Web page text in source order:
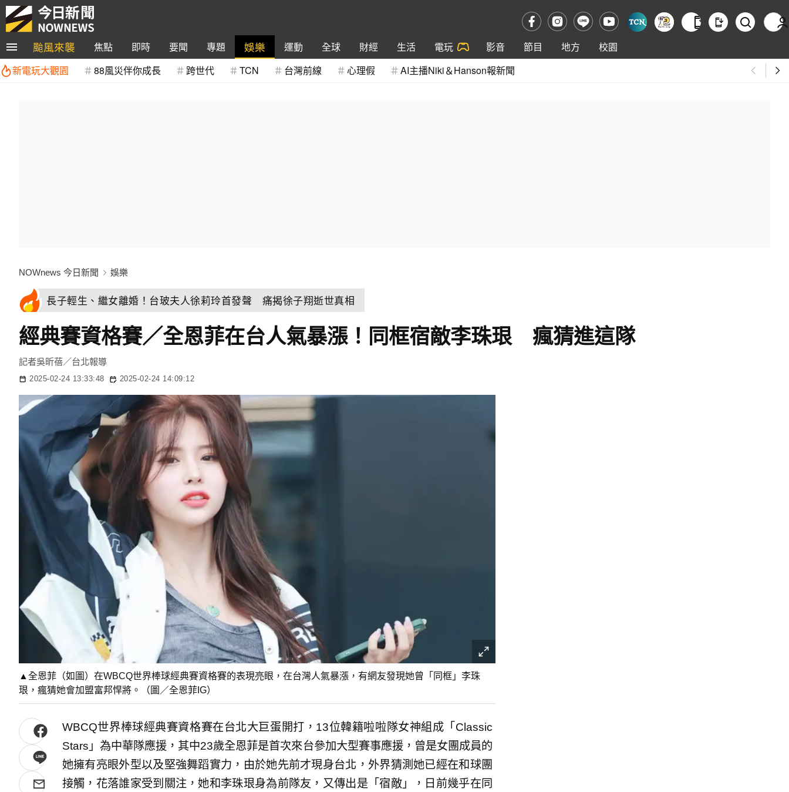
颱風來襲 焦點 即時 要聞 專題 娛樂 運動 全球 財經 生活 電玩 影音 節目 地方
校園
新電玩大觀園
88風災伴你成長 跨世代 TCN 台灣前線 心理假 AI主播Niki＆Hanson報新聞
NOWnews 今日新聞 娛樂
長子輕生、繼女離婚！台玻夫人徐莉玲首發聲 痛揭徐子翔逝世真相
經典賽資格賽／全恩菲在台人氣暴漲！同框宿敵李珠珢 瘋猜進這隊
記者吳昕蓓／台北報導
2025-02-24 13:33:48 2025-02-24 14:09:12
▲全恩菲（如圖）在WBCQ世界棒球經典賽資格賽的表現亮眼，在台灣人氣暴漲，有網友發現她曾「同框」李珠
珢，瘋猜她會加盟富邦悍將。（圖／全恩菲IG）
WBCQ世界棒球經典賽資格賽在台北大巨蛋開打，13位韓籍啦啦隊女神組成「Classic
Stars」為中華隊應援，其中23歲全恩菲是首次來台參加大型賽事應援，曾是女團成員的
她擁有亮眼外型以及堅強舞蹈實力，由於她先前才現身台北，外界猜測她已經在和球團
接觸，花落誰家受到關注，她和李珠珢身為前隊友，又傳出是「宿敵」，日前幾乎在同